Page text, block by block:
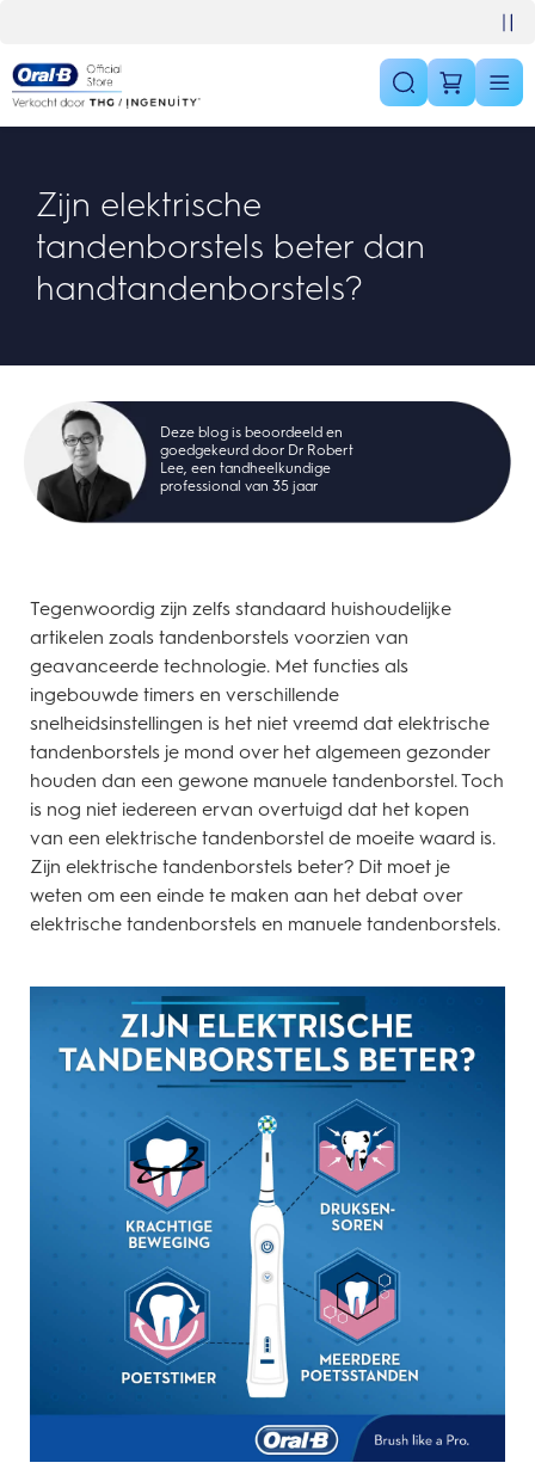
Zijn elektrische
tandenborstels beter dan
handtandenborstels?
Deze blog is beoordeeld en
goedgekeurd door Dr Robert
Lee, een tandheelkundige
professional van 35 jaar
Tegenwoordig zijn zelfs standaard huishoudelijke
artikelen zoals tandenborstels voorzien van
geavanceerde technologie. Met functies als
ingebouwde timers en verschillende
snelheidsinstellingen is het niet vreemd dat elektrische
tandenborstels je mond over het algemeen gezonder
houden dan een gewone manuele tandenborstel. Toch
is nog niet iedereen ervan overtuigd dat het kopen
van een elektrische tandenborstel de moeite waard is.
Zijn elektrische tandenborstels beter? Dit moet je
weten om een einde te maken aan het debat over
elektrische tandenborstels en manuele tandenborstels.